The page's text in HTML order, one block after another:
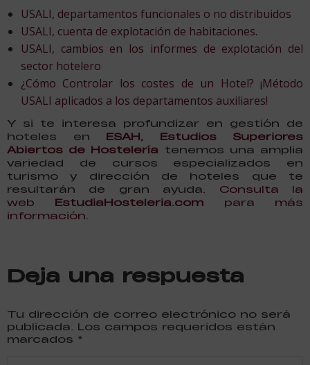
USALI, departamentos funcionales o no distribuidos
USALI, cuenta de explotación de habitaciones.
USALI, cambios en los informes de explotación del
sector hotelero
¿Cómo Controlar los costes de un Hotel? ¡Método
USALI aplicados a los departamentos auxiliares!
Y si te interesa profundizar en gestión de
hoteles en ESAH, Estudios Superiores
Abiertos de Hostelería tenemos una amplia
variedad de cursos especializados en
turismo y dirección de hoteles que te
resultarán de gran ayuda. Consulta la
web EstudiaHosteleria.com para más
información.
Deja una respuesta
Tu dirección de correo electrónico no será
publicada. Los campos requeridos están
marcados *